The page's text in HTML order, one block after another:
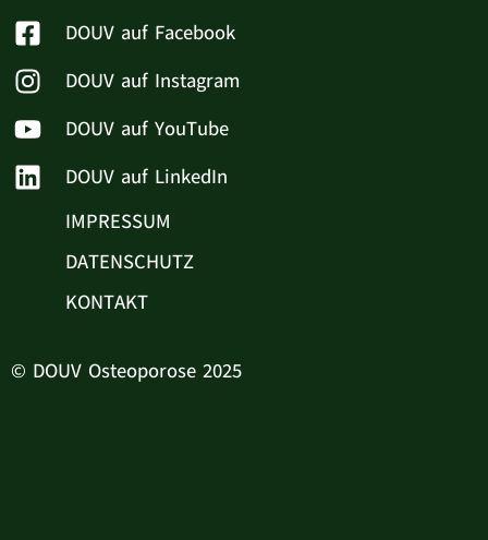
DOUV auf Facebook
DOUV auf Instagram
DOUV auf YouTube
DOUV auf LinkedIn
IMPRESSUM
DATENSCHUTZ
KONTAKT
© DOUV Osteoporose 2025